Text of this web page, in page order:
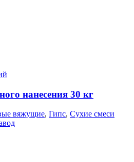
нанесения 30 кг
вяжущие, Гипс, Сухие смеси